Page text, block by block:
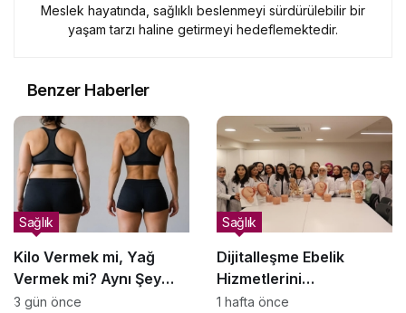
Meslek hayatında, sağlıklı beslenmeyi sürdürülebilir bir
yaşam tarzı haline getirmeyi hedeflemektedir.
Benzer Haberler
Kilo Vermek mi, Yağ
Vermek mi? Aynı Şey
Sanıyoruz Ama Değil!
Sağlık
3 gün önce
Dijitalleşme Ebelik
Hizmetlerini
Dönüştürüyor
Sağlık
1 hafta önce